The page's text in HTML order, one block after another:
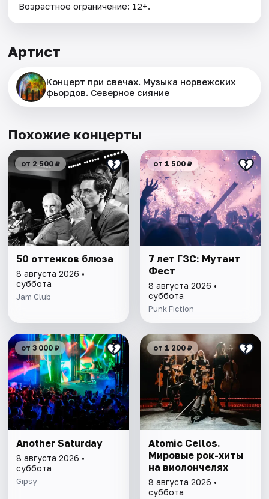
Возрастное ограничение: 12+.
Артист
Концерт при свечах. Музыка норвежских
фьордов. Северное сияние
Похожие концерты
от 2 500 ₽
50 оттенков блюза
8 августа 2026 •
суббота
Jam Club
от 1 500 ₽
7 лет ГЗС: Мутант
Фест
8 августа 2026 •
суббота
Punk Fiction
от 3 000 ₽
Another Saturday
8 августа 2026 •
суббота
Gipsy
от 1 200 ₽
Atomic Cellos.
Мировые рок-хиты
на виолончелях
8 августа 2026 •
суббота